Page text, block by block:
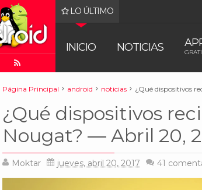
LO ÚLTIMO
la venta Estas son
INICIO NOTICIAS
Página Principal android noticias ¿Qué dispositivos
¿Qué dispositivos
Nougat? — Abril 20,
Moktar jueves, abril 20, 2017 41